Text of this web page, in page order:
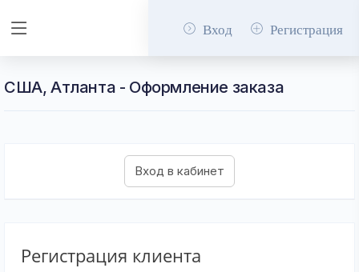
Вход Регистрация
США, Атланта - Оформление заказа
Регистрация клиента